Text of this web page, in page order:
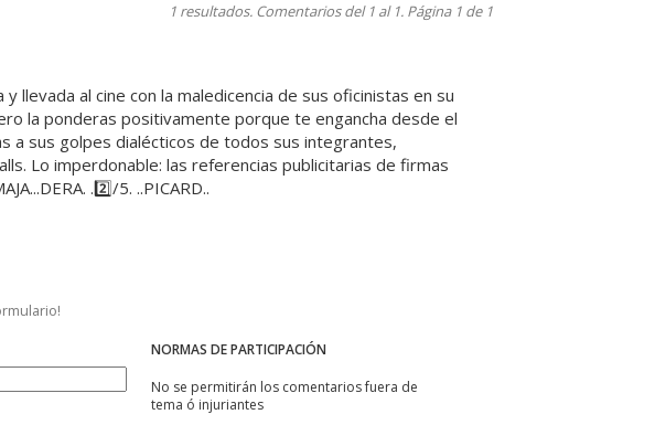
1 resultados. Comentarios del 1 al 1. Página 1 de 1
llevada al cine con la maledicencia de sus oficinistas en su
la ponderas positivamente porque te engancha desde el
a sus golpes dialécticos de todos sus integrantes,
Lo imperdonable: las referencias publicitarias de firmas
.2️⃣/5. ..PICARD..
NORMAS DE PARTICIPACIÓN
No se permitirán los comentarios fuera de
tema ó injuriantes